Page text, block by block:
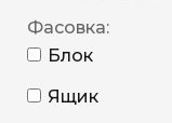
Фасовка:
Блок
Ящик